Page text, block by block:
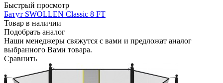
Быстрый просмотр
Батут SWOLLEN Classic 8 FT
Товар в наличии
Подобрать аналог
Наши менеджеры свяжутся с вами и предложат аналог
выбранного Вами товара.
Сравнить